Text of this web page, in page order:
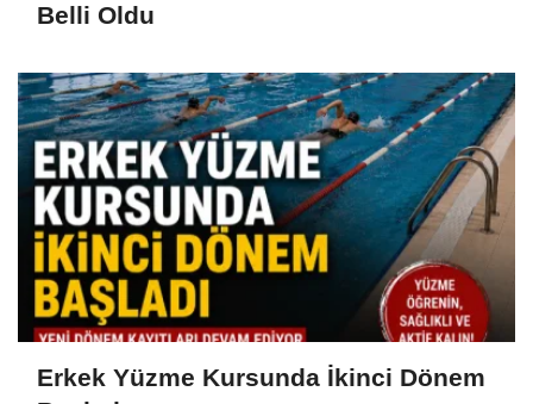
Belli Oldu
Erkek Yüzme Kursunda İkinci Dönem